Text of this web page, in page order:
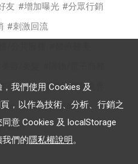
友 增加曝光
分眾行銷
刺激回流
來放大
電商行銷新境界
LAP行銷策略
贏銷
我們使用 Cookies 及
，以作為技術、分析、行銷之
意 Cookies 及 localStorage
們的隱私權說明。